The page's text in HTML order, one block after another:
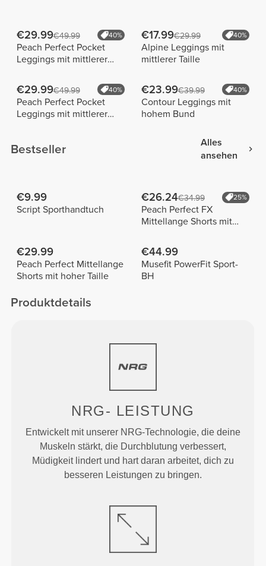
€29.99€49.99 40%
Peach Perfect Pocket
Leggings mit mittlerer
€17.99€29.99 40%
Alpine Leggings mit
mittlerer Taille
€29.99€49.99 40%
Peach Perfect Pocket
Leggings mit mittlerer
€23.99€39.99 40%
Contour Leggings mit
hohem Bund
Bestseller
Alles
ansehen
€9.99
Script Sporthandtuch
€26.24€34.99 25%
Peach Perfect FX
Mittellange Shorts mit
€29.99
Peach Perfect Mittellange
Shorts mit hoher Taille
€44.99
Musefit PowerFit Sport-
BH
Produktdetails
NRG- LEISTUNG
Entwickelt mit unserer NRG-Technologie, die deine
Muskeln stärkt, die Durchblutung verbessert,
Müdigkeit lindert und hart daran arbeitet, dich zu
besseren Leistungen zu bringen.